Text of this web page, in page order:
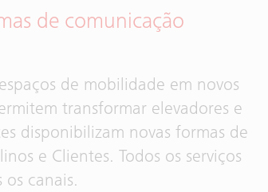
de comunicação
de mobilidade em novos
transformar elevadores e
disponibilizam novas formas de
e Clientes. Todos os serviços
canais.